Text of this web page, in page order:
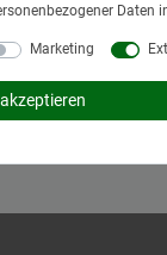
Gewicht in kg Daten
Marketing